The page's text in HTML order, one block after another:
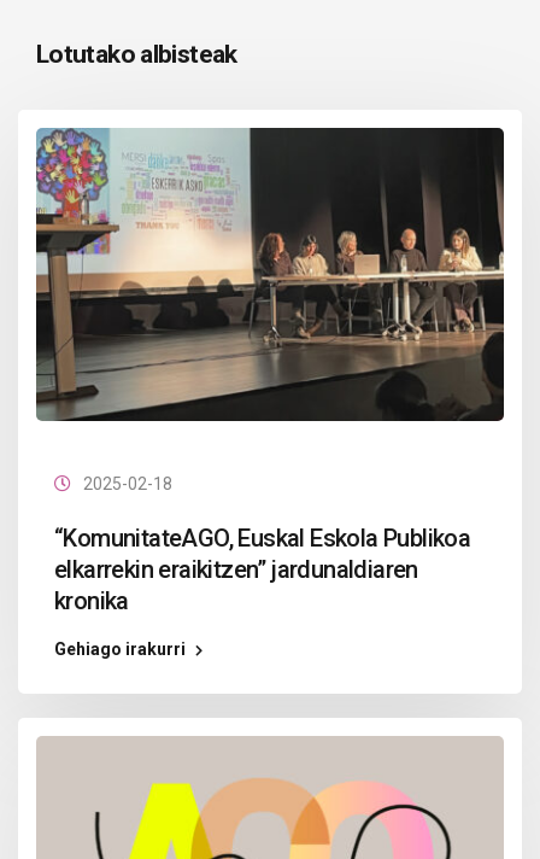
Lotutako albisteak
2025-02-18
“KomunitateAGO, Euskal Eskola Publikoa
elkarrekin eraikitzen” jardunaldiaren
kronika
Gehiago irakurri